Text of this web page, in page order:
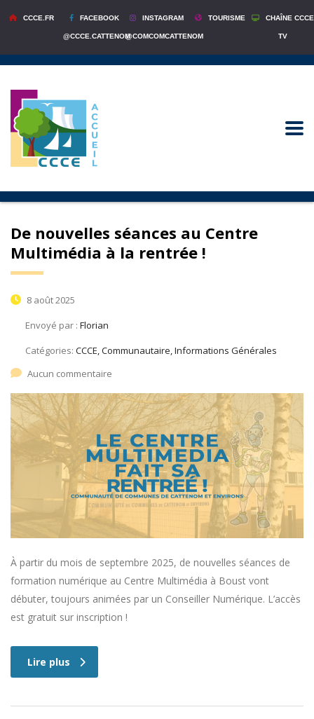
CCCE.FR FACEBOOK
@CCCE.CATTENOM
INSTAGRAM
@COMCOMCATTENOM
TOURISME CHAÎNE CCCE
TV
De nouvelles séances au Centre
Multimédia à la rentrée !
8 août 2025
Envoyé par : Florian
Catégories: CCCE, Communautaire, Informations Générales
Aucun commentaire
À partir du mois de septembre 2025, de nouvelles séances de
formation numérique au Centre Multimédia à Boust vont
débuter, toujours animées par un Conseiller Numérique. L’accès
est gratuit sur inscription !
Lire plus